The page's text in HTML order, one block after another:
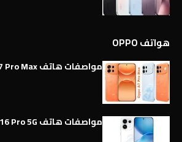
هواتف OPPO
مواصفات هاتف Oppo A7 Pro Max كاملة
مواصفات هاتف Oppo Reno 16 Pro 5G كاملة